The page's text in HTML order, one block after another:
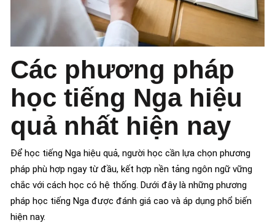
Các phương pháp
học tiếng Nga hiệu
quả nhất hiện nay
Để học tiếng Nga hiệu quả, người học cần lựa chọn phương
pháp phù hợp ngay từ đầu, kết hợp nền tảng ngôn ngữ vững
chắc với cách học có hệ thống. Dưới đây là những phương
pháp học tiếng Nga được đánh giá cao và áp dụng phổ biến
hiện nay.